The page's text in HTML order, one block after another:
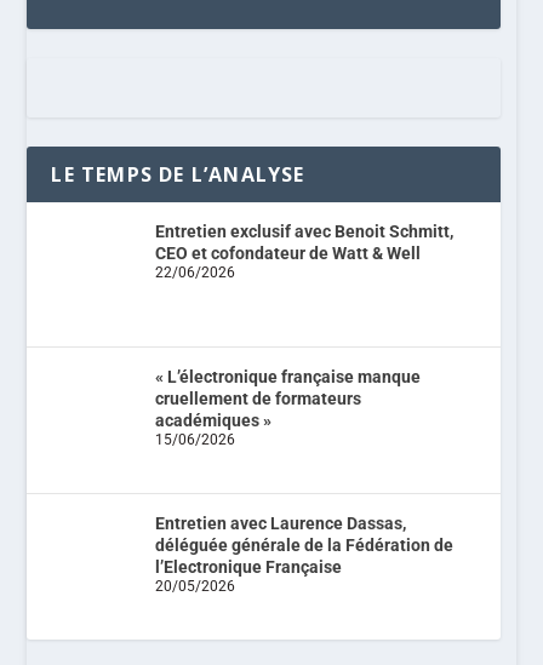
LE TEMPS DE L’ANALYSE
Entretien exclusif avec Benoit Schmitt,
CEO et cofondateur de Watt & Well
22/06/2026
« L’électronique française manque
cruellement de formateurs
académiques »
15/06/2026
Entretien avec Laurence Dassas,
déléguée générale de la Fédération de
l’Electronique Française
20/05/2026